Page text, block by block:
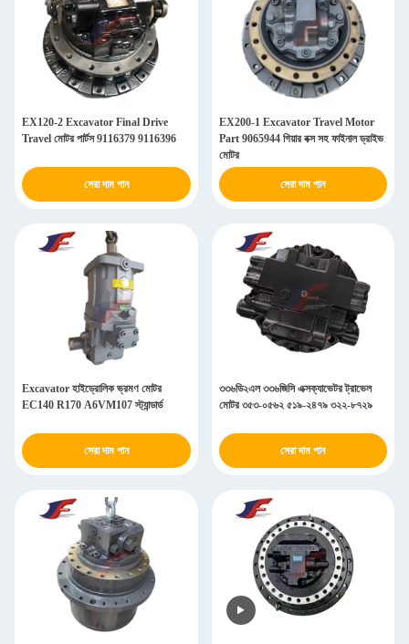
EX120-2 Excavator Final Drive
Travel মোটর পার্টস 9116379 9116396
সেরা দাম পান
EX200-1 Excavator Travel Motor
Part 9065944 গিয়ার বক্স সহ ফাইনাল ড্রাইভ
মোটর
সেরা দাম পান
Excavator হাইড্রোলিক ভ্রমণ মোটর
EC140 R170 A6VM107 স্ট্যান্ডার্ড
সেরা দাম পান
৩৩৬ডি২এল ৩৩৬জিসি এক্সক্যাভেটর ট্রাভেল
মোটর ৩৫৩-০৫৬২ ৫১৯-২৪৭৯ ৩২২-৮৭২৯
সেরা দাম পান